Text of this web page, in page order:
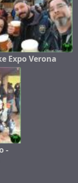
Expo Verona
-